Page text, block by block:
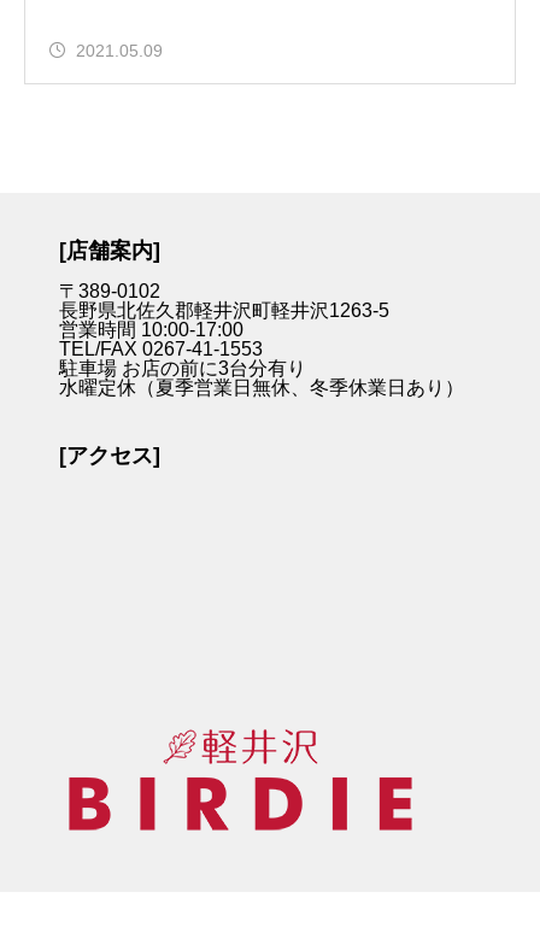
2021.05.09
[店舗案内]
〒389-0102
長野県北佐久郡軽井沢町軽井沢1263-5
営業時間 10:00-17:00
TEL/FAX 0267-41-1553
駐車場 お店の前に3台分有り
水曜定休（夏季営業日無休、冬季休業日あり）
[アクセス]